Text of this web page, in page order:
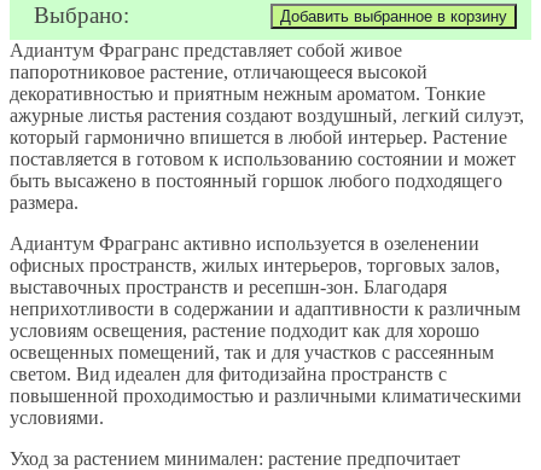
Выбрано:
Адиантум Фрагранс представляет собой живое
папоротниковое растение, отличающееся высокой
декоративностью и приятным нежным ароматом. Тонкие
ажурные листья растения создают воздушный, легкий силуэт,
который гармонично впишется в любой интерьер. Растение
поставляется в готовом к использованию состоянии и может
быть высажено в постоянный горшок любого подходящего
размера.
Адиантум Фрагранс активно используется в озеленении
офисных пространств, жилых интерьеров, торговых залов,
выставочных пространств и ресепшн-зон. Благодаря
неприхотливости в содержании и адаптивности к различным
условиям освещения, растение подходит как для хорошо
освещенных помещений, так и для участков с рассеянным
светом. Вид идеален для фитодизайна пространств с
повышенной проходимостью и различными климатическими
условиями.
Уход за растением минимален: растение предпочитает